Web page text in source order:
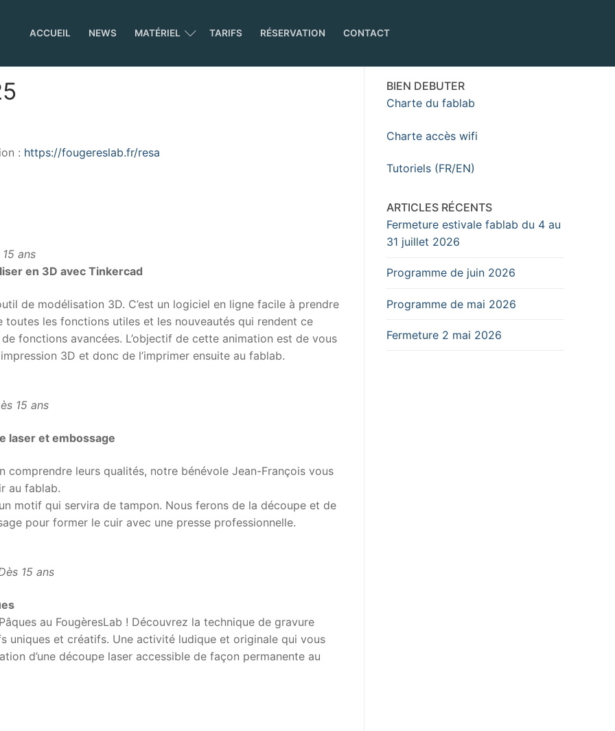
ACCUEIL NEWS MATÉRIEL TARIFS RÉSERVATION CONTACT
: https://fougereslab.fr/resa
ans
en 3D avec Tinkercad
de modélisation 3D. C’est un logiciel en ligne facile à prendre
toutes les fonctions utiles et les nouveautés qui rendent ce
fonctions avancées. L’objectif de cette animation est de vous
3D et donc de l’imprimer ensuite au fablab.
15 ans
laser et embossage
leurs qualités, notre bénévole Jean-François vous
au fablab.
motif qui servira de tampon. Nous ferons de la découpe et de
pour former le cuir avec une presse professionnelle.
15 ans
au FougèresLab ! Découvrez la technique de gravure
et créatifs. Une activité ludique et originale qui vous
d’une découpe laser accessible de façon permanente au
BIEN DEBUTER
Charte du fablab
Charte accès wifi
Tutoriels (FR/EN)
ARTICLES RÉCENTS
Fermeture estivale fablab du 4 au
31 juillet 2026
Programme de juin 2026
Programme de mai 2026
Fermeture 2 mai 2026